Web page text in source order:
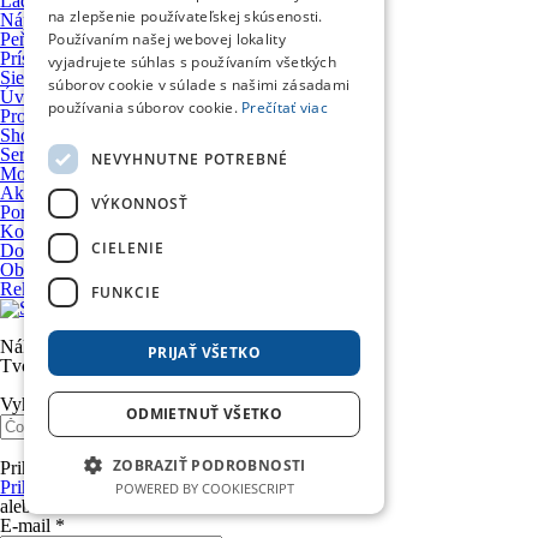
Nápojáky
Peňaženky
Príslušenstvo a upevňovacie systémy
Sieťky, úpinky a prísavky
Úvod
Produkty
Showroom
Servis motocyklov
Motocykle VOGE
Ako nakupovať
Poradňa
Kontakt
Doprava a platba
Obchodné podmienky
Reklamačný poriadok
Nákupný košík
Tvoj nákupný košík je prázdny. Nie je to škoda?
Vyhľadávanie
Prihlásenie
Prihlásiť sa účtom Google
alebo
E-mail *
na zlepšenie používateľskej skúsenosti.
Používaním našej webovej lokality
vyjadrujete súhlas s používaním všetkých
súborov cookie v súlade s našimi zásadami
používania súborov cookie. Prečítať viac
NEVYHNUTNE POTREBNÉ
VÝKONNOSŤ
CIELENIE
FUNKCIE
PRIJAŤ VŠETKO
ODMIETNUŤ VŠETKO
ZOBRAZIŤ PODROBNOSTI
POWERED BY COOKIESCRIPT